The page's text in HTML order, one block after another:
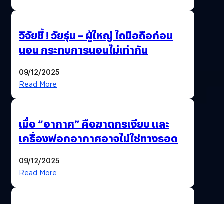
วิจัยชี้ ! วัยรุ่น – ผู้ใหญ่ ไถมือถือก่อน
นอน กระทบการนอนไม่เท่ากัน
09/12/2025
Read More
เมื่อ “อากาศ” คือฆาตกรเงียบ และ
เครื่องฟอกอากาศอาจไม่ใช่ทางรอด
09/12/2025
Read More